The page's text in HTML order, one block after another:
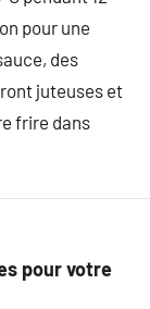
pour une
des
juteuses et
frire dans
pour votre